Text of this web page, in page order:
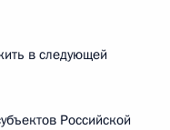
в следующей
Российской